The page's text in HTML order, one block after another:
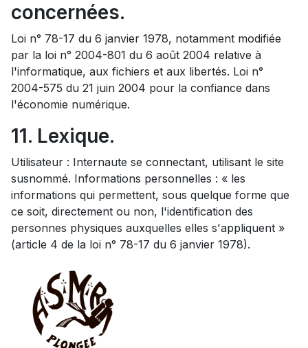
concernées.
Loi n° 78-17 du 6 janvier 1978, notamment modifiée
par la loi n° 2004-801 du 6 août 2004 relative à
l'informatique, aux fichiers et aux libertés. Loi n°
2004-575 du 21 juin 2004 pour la confiance dans
l'économie numérique.
11. Lexique.
Utilisateur : Internaute se connectant, utilisant le site
susnommé. Informations personnelles : « les
informations qui permettent, sous quelque forme que
ce soit, directement ou non, l'identification des
personnes physiques auxquelles elles s'appliquent »
(article 4 de la loi n° 78-17 du 6 janvier 1978).